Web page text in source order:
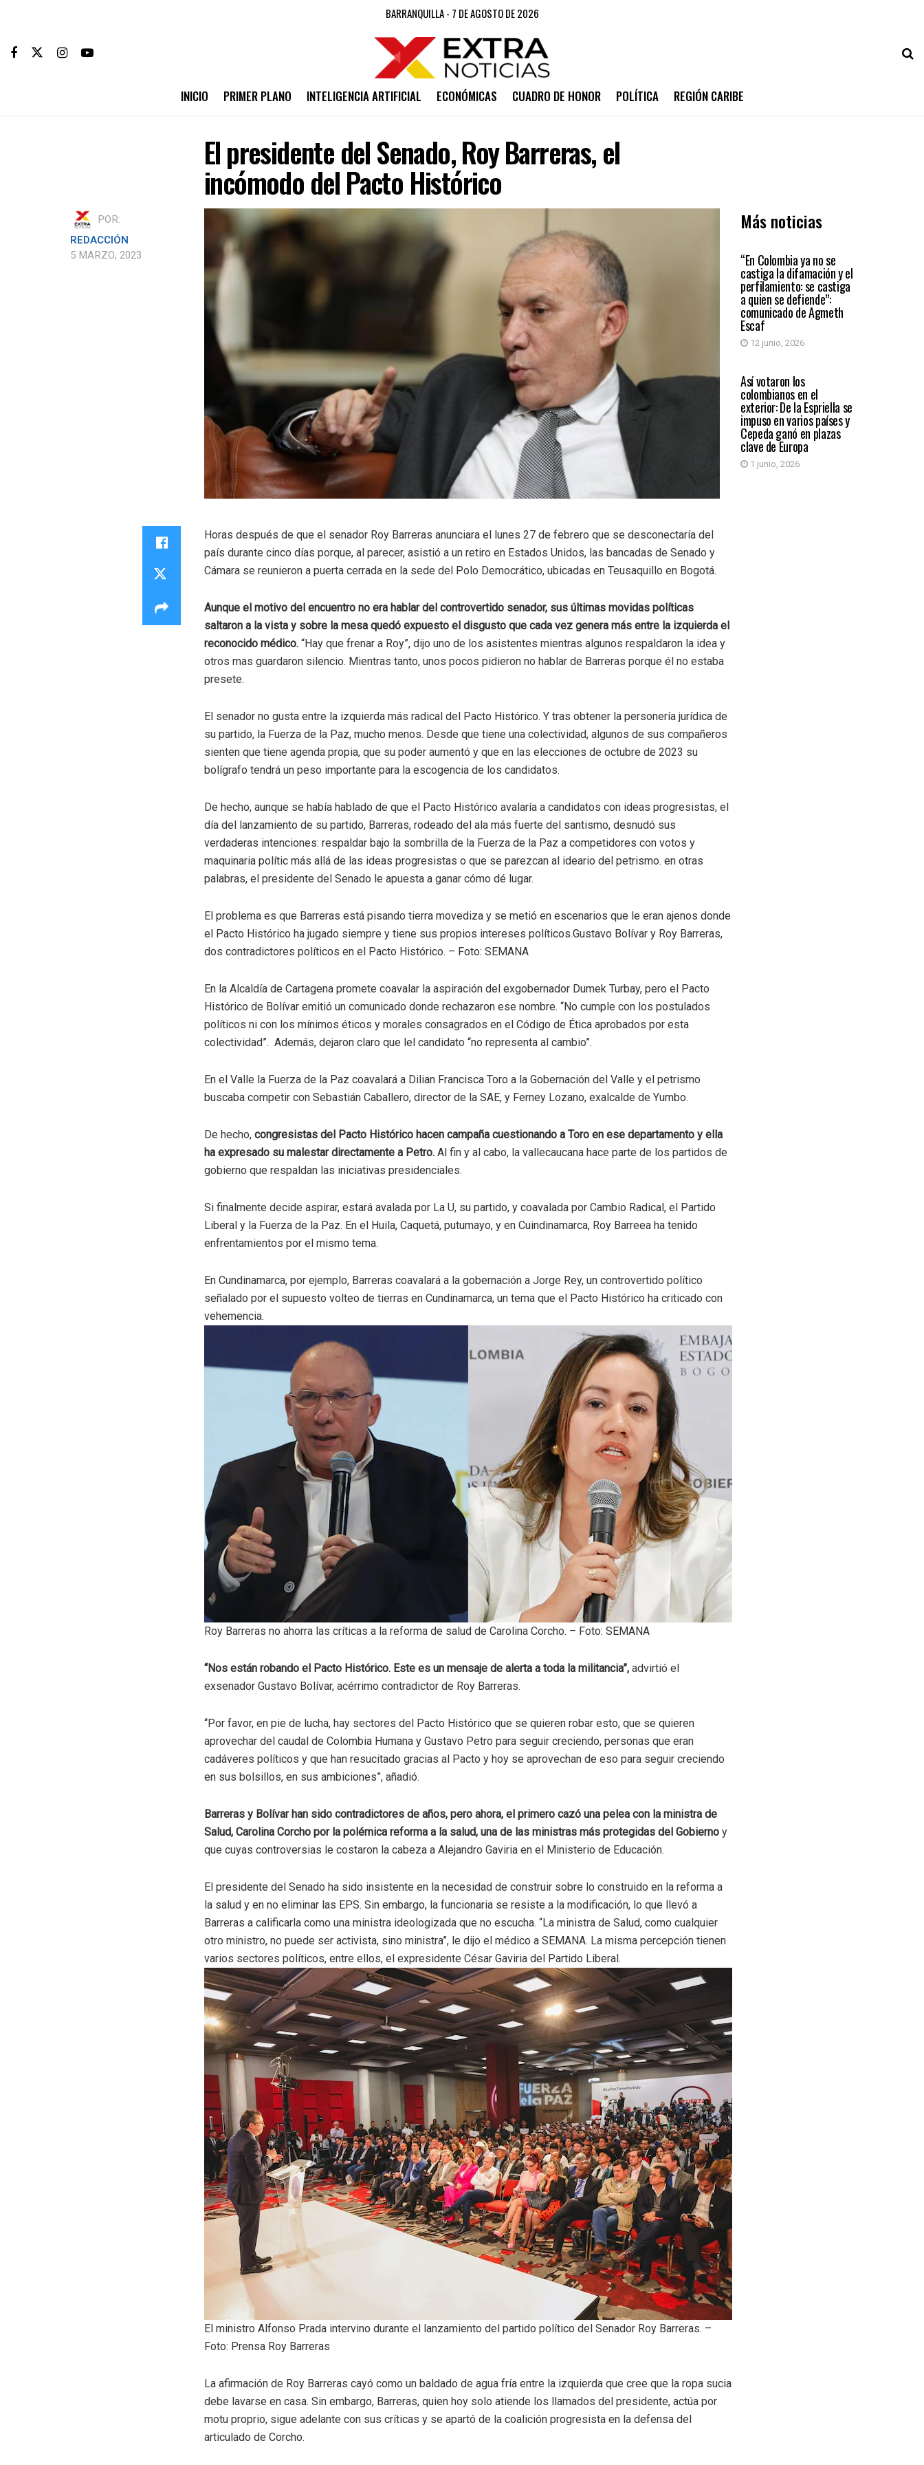
BARRANQUILLA - 7 DE AGOSTO DE 2026
INICIO PRIMER PLANO INTELIGENCIA ARTIFICIAL ECONÓMICAS CUADRO DE HONOR POLÍTICA REGIÓN CARIBE
El presidente del Senado, Roy Barreras, el
incómodo del Pacto Histórico
POR:
REDACCIÓN
5 MARZO, 2023
Más noticias
PAÍS
“En Colombia ya no se
castiga la difamación y el
perfilamiento: se castiga
a quien se defiende”:
comunicado de Agmeth
Escaf
12 junio, 2026
PAÍS
Así votaron los
colombianos en el
exterior: De la Espriella se
impuso en varios países y
Cepeda ganó en plazas
clave de Europa
1 junio, 2026
Horas después de que el senador Roy Barreras anunciara el lunes 27 de febrero que se desconectaría del
país durante cinco días porque, al parecer, asistió a un retiro en Estados Unidos, las bancadas de Senado y
Cámara se reunieron a puerta cerrada en la sede del Polo Democrático, ubicadas en Teusaquillo en Bogotá.
Aunque el motivo del encuentro no era hablar del controvertido senador, sus últimas movidas políticas
saltaron a la vista y sobre la mesa quedó expuesto el disgusto que cada vez genera más entre la izquierda el
reconocido médico. “Hay que frenar a Roy”, dijo uno de los asistentes mientras algunos respaldaron la idea y
otros mas guardaron silencio. Mientras tanto, unos pocos pidieron no hablar de Barreras porque él no estaba
presete.
El senador no gusta entre la izquierda más radical del Pacto Histórico. Y tras obtener la personería jurídica de
su partido, la Fuerza de la Paz, mucho menos. Desde que tiene una colectividad, algunos de sus compañeros
sienten que tiene agenda propia, que su poder aumentó y que en las elecciones de octubre de 2023 su
bolígrafo tendrá un peso importante para la escogencia de los candidatos.
De hecho, aunque se había hablado de que el Pacto Histórico avalaría a candidatos con ideas progresistas, el
día del lanzamiento de su partido, Barreras, rodeado del ala más fuerte del santismo, desnudó sus
verdaderas intenciones: respaldar bajo la sombrilla de la Fuerza de la Paz a competidores con votos y
maquinaria polític más allá de las ideas progresistas o que se parezcan al ideario del petrismo. en otras
palabras, el presidente del Senado le apuesta a ganar cómo dé lugar.
El problema es que Barreras está pisando tierra movediza y se metió en escenarios que le eran ajenos donde
el Pacto Histórico ha jugado siempre y tiene sus propios intereses políticos.Gustavo Bolívar y Roy Barreras,
dos contradictores políticos en el Pacto Histórico. – Foto: SEMANA
En la Alcaldía de Cartagena promete coavalar la aspiración del exgobernador Dumek Turbay, pero el Pacto
Histórico de Bolívar emitió un comunicado donde rechazaron ese nombre. “No cumple con los postulados
políticos ni con los mínimos éticos y morales consagrados en el Código de Ética aprobados por esta
colectividad”. Además, dejaron claro que lel candidato “no representa al cambio”.
En el Valle la Fuerza de la Paz coavalará a Dilian Francisca Toro a la Gobernación del Valle y el petrismo
buscaba competir con Sebastián Caballero, director de la SAE, y Ferney Lozano, exalcalde de Yumbo.
De hecho, congresistas del Pacto Histórico hacen campaña cuestionando a Toro en ese departamento y ella
ha expresado su malestar directamente a Petro. Al fin y al cabo, la vallecaucana hace parte de los partidos de
gobierno que respaldan las iniciativas presidenciales.
Si finalmente decide aspirar, estará avalada por La U, su partido, y coavalada por Cambio Radical, el Partido
Liberal y la Fuerza de la Paz. En el Huila, Caquetá, putumayo, y en Cuindinamarca, Roy Barreea ha tenido
enfrentamientos por el mismo tema.
En Cundinamarca, por ejemplo, Barreras coavalará a la gobernación a Jorge Rey, un controvertido político
señalado por el supuesto volteo de tierras en Cundinamarca, un tema que el Pacto Histórico ha criticado con
vehemencia.
Roy Barreras no ahorra las críticas a la reforma de salud de Carolina Corcho. – Foto: SEMANA
“Nos están robando el Pacto Histórico. Este es un mensaje de alerta a toda la militancia”, advirtió el
exsenador Gustavo Bolívar, acérrimo contradictor de Roy Barreras.
“Por favor, en pie de lucha, hay sectores del Pacto Histórico que se quieren robar esto, que se quieren
aprovechar del caudal de Colombia Humana y Gustavo Petro para seguir creciendo, personas que eran
cadáveres políticos y que han resucitado gracias al Pacto y hoy se aprovechan de eso para seguir creciendo
en sus bolsillos, en sus ambiciones”, añadió.
Barreras y Bolívar han sido contradictores de años, pero ahora, el primero cazó una pelea con la ministra de
Salud, Carolina Corcho por la polémica reforma a la salud, una de las ministras más protegidas del Gobierno y
que cuyas controversias le costaron la cabeza a Alejandro Gaviria en el Ministerio de Educación.
El presidente del Senado ha sido insistente en la necesidad de construir sobre lo construido en la reforma a
la salud y en no eliminar las EPS. Sin embargo, la funcionaria se resiste a la modificación, lo que llevó a
Barreras a calificarla como una ministra ideologizada que no escucha. “La ministra de Salud, como cualquier
otro ministro, no puede ser activista, sino ministra”, le dijo el médico a SEMANA. La misma percepción tienen
varios sectores políticos, entre ellos, el expresidente César Gaviria del Partido Liberal.
El ministro Alfonso Prada intervino durante el lanzamiento del partido político del Senador Roy Barreras. –
Foto: Prensa Roy Barreras
La afirmación de Roy Barreras cayó como un baldado de agua fría entre la izquierda que cree que la ropa sucia
debe lavarse en casa. Sin embargo, Barreras, quien hoy solo atiende los llamados del presidente, actúa por
motu proprio, sigue adelante con sus críticas y se apartó de la coalición progresista en la defensa del
articulado de Corcho.